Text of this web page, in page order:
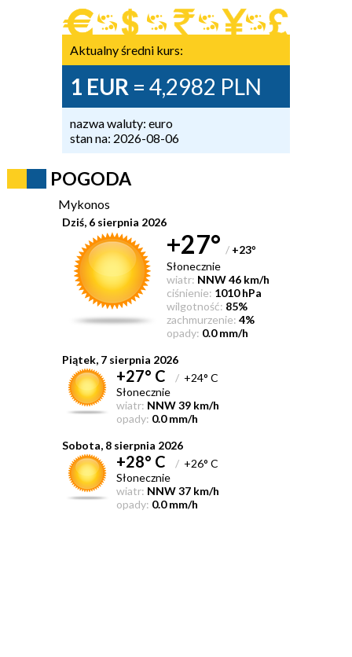
Aktualny średni kurs:
1 EUR = 4,2982 PLN
nazwa waluty: euro
stan na: 2026-08-06
POGODA
Mykonos
Dziś, 6 sierpnia 2026
+27° / +23°
Słonecznie
wiatr: NNW 46 km/h
ciśnienie: 1010 hPa
wilgotność: 85%
zachmurzenie: 4%
opady: 0.0 mm/h
Piątek, 7 sierpnia 2026
+27° C /+24° C
Słonecznie
wiatr: NNW 39 km/h
opady: 0.0 mm/h
Sobota, 8 sierpnia 2026
+28° C /+26° C
Słonecznie
wiatr: NNW 37 km/h
opady: 0.0 mm/h